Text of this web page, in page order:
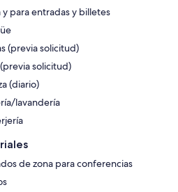
para entradas y billetes
(previa solicitud)
solicitud)
(diario)
lavandería
de zona para conferencias